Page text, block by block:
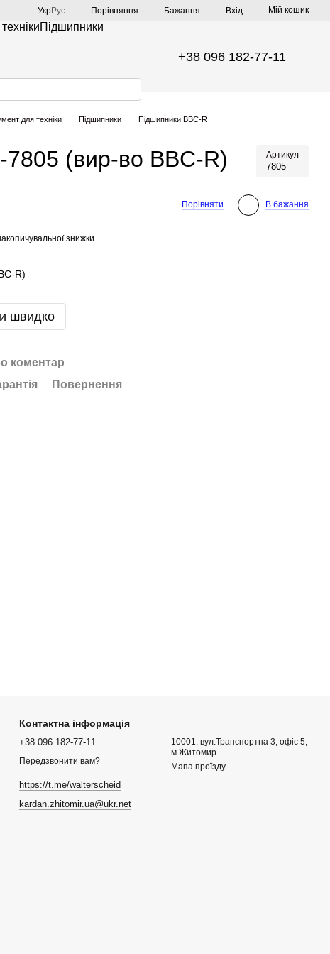
УкрРус Порівняння Бажання Вхід Мій кошик
Підшипники
+38 096 182-77-11
для техніки Підшипники
Підшипники BBC-R
7805 (вир-во BBC-R) Артикул
7805
Порівняти В бажання
знижки
R)
швидко
коментар
Повернення
Контактна інформація
+38 096 182-77-11
Передзвонити вам?
https://t.me/walterscheid
kardan.zhitomir.ua@ukr.net
10001, вул.Транспортна 3, офіс 5,
м.Житомир
Мапа проїзду